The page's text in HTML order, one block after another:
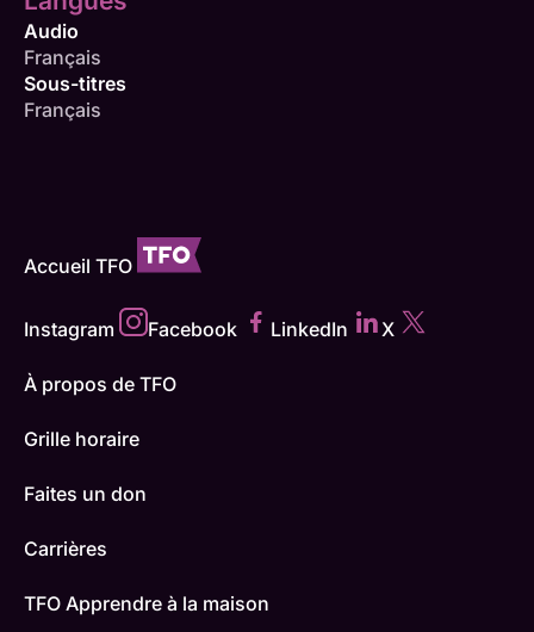
Audio
Français
Sous-titres
Français
Accueil TFO
Instagram Facebook LinkedIn X
À propos de TFO
Grille horaire
Faites un don
Carrières
TFO Apprendre à la maison